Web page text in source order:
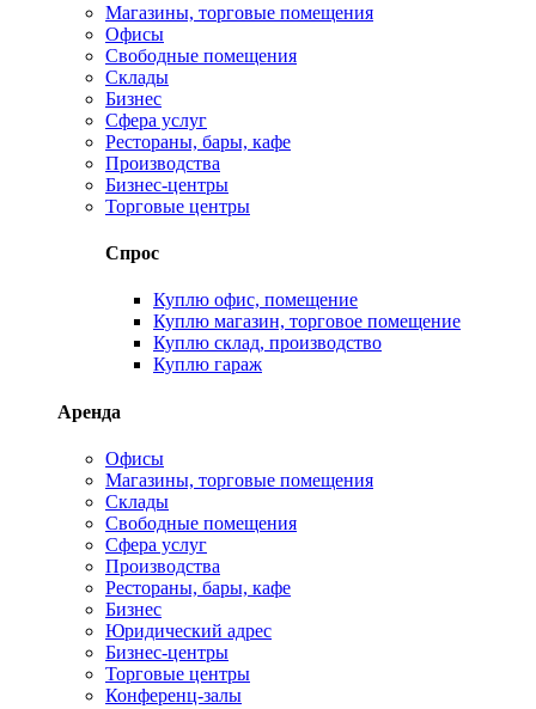
Магазины, торговые помещения
Офисы
Свободные помещения
Склады
Бизнес
Сфера услуг
Рестораны, бары, кафе
Производства
Бизнес-центры
Торговые центры
Спрос
Куплю офис, помещение
Куплю магазин, торговое помещение
Куплю склад, производство
Куплю гараж
Аренда
Офисы
Магазины, торговые помещения
Склады
Свободные помещения
Сфера услуг
Производства
Рестораны, бары, кафе
Бизнес
Юридический адрес
Бизнес-центры
Торговые центры
Конференц-залы